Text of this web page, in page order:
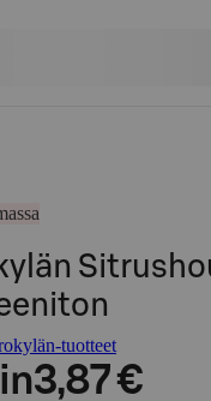
tuotteet
3,87 €